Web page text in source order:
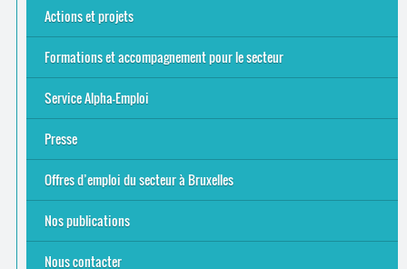
Actions et projets
Alpha-Jeux
Arts & Alpha
Jeudis du Cinéma
Le projet Alpha-TIC
Notre projet FSE
Tac-TIC Emploi
Formations et accompagnement pour le secteur
S’initier
Se former
Se rencontrer
Être accompagné·e
Service Alpha-Emploi
Équipe et contacts
Accompagnement individuel
Accompagnement collectif
Folder Service Alpha-Emploi
Presse
2021
2024
2025
Offres d’emploi du secteur à Bruxelles
Emplois rémunérés
Bénévolat
Candidature spontanée à Lire et Écrire Bruxelles
Nos publications
Nous contacter